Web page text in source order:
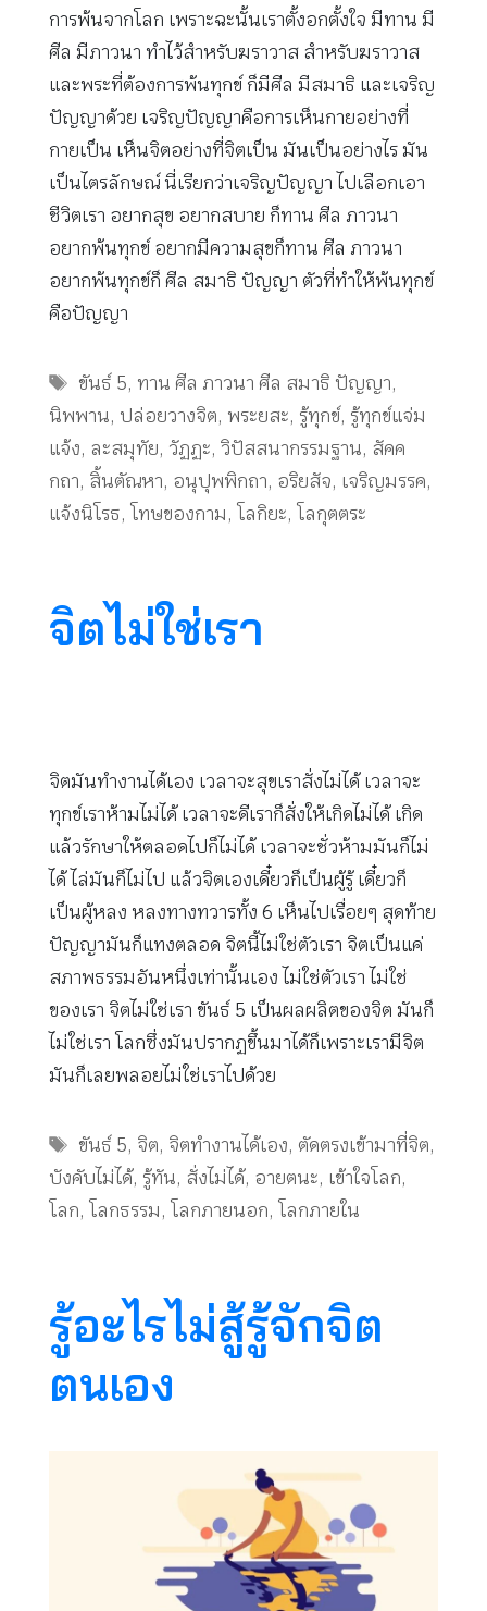
การพ้นจากโลก เพราะฉะนั้นเราตั้งอกตั้งใจ มีทาน มี
ศีล มีภาวนา ทำไว้สำหรับฆราวาส สำหรับฆราวาส
และพระที่ต้องการพ้นทุกข์ ก็มีศีล มีสมาธิ และเจริญ
ปัญญาด้วย เจริญปัญญาคือการเห็นกายอย่างที่
กายเป็น เห็นจิตอย่างที่จิตเป็น มันเป็นอย่างไร มัน
เป็นไตรลักษณ์ นี่เรียกว่าเจริญปัญญา ไปเลือกเอา
ชีวิตเรา อยากสุข อยากสบาย ก็ทาน ศีล ภาวนา
อยากพ้นทุกข์ อยากมีความสุขก็ทาน ศีล ภาวนา
อยากพ้นทุกข์ก็ ศีล สมาธิ ปัญญา ตัวที่ทำให้พ้นทุกข์
คือปัญญา
Tags
ขันธ์ 5, ทาน ศีล ภาวนา ศีล สมาธิ ปัญญา,
นิพพาน, ปล่อยวางจิต, พระยสะ, รู้ทุกข์, รู้ทุกข์แจ่ม
แจ้ง, ละสมุทัย, วัฏฏะ, วิปัสสนากรรมฐาน, สัคค
กถา, สิ้นตัณหา, อนุปุพพิกถา, อริยสัจ, เจริญมรรค,
แจ้งนิโรธ, โทษของกาม, โลกิยะ, โลกุตตระ
จิตไม่ใช่เรา
จิตมันทำงานได้เอง เวลาจะสุขเราสั่งไม่ได้ เวลาจะ
ทุกข์เราห้ามไม่ได้ เวลาจะดีเราก็สั่งให้เกิดไม่ได้ เกิด
แล้วรักษาให้ตลอดไปก็ไม่ได้ เวลาจะชั่วห้ามมันก็ไม่
ได้ ไล่มันก็ไม่ไป แล้วจิตเองเดี๋ยวก็เป็นผู้รู้ เดี๋ยวก็
เป็นผู้หลง หลงทางทวารทั้ง 6 เห็นไปเรื่อยๆ สุดท้าย
ปัญญามันก็แทงตลอด จิตนี้ไม่ใช่ตัวเรา จิตเป็นแค่
สภาพธรรมอันหนึ่งเท่านั้นเอง ไม่ใช่ตัวเรา ไม่ใช่
ของเรา จิตไม่ใช่เรา ขันธ์ 5 เป็นผลผลิตของจิต มันก็
ไม่ใช่เรา โลกซึ่งมันปรากฏขึ้นมาได้ก็เพราะเรามีจิต
มันก็เลยพลอยไม่ใช่เราไปด้วย
Tags
ขันธ์ 5, จิต, จิตทำงานได้เอง, ตัดตรงเข้ามาที่จิต,
บังคับไม่ได้, รู้ทัน, สั่งไม่ได้, อายตนะ, เข้าใจโลก,
โลก, โลกธรรม, โลกภายนอก, โลกภายใน
รู้อะไรไม่สู้รู้จักจิต
ตนเอง